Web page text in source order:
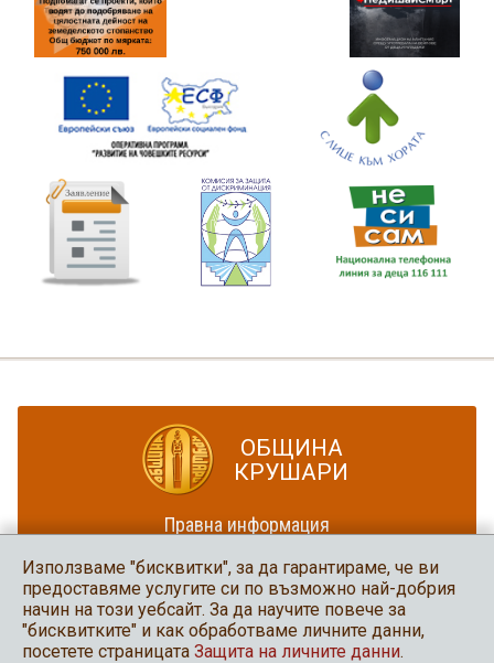
ОБЩИНА
КРУШАРИ
Правна информация
Карта на сайта
Община Крушари
в социалните мрежи
Използваме "бисквитки", за да гарантираме, че ви
предоставяме услугите си по възможно най-добрия
начин на този уебсайт. За да научите повече за
"бисквитките" и как обработваме личните данни,
посетете страницата Защита на личните данни.